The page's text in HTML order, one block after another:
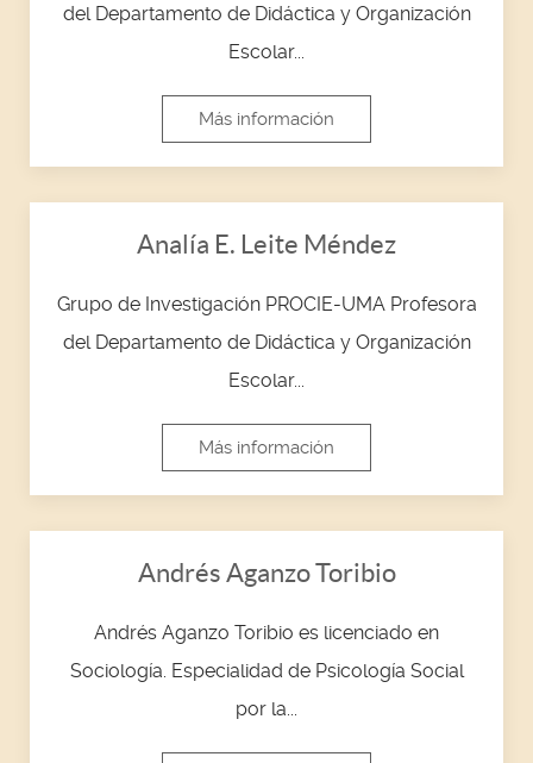
del Departamento de Didáctica y Organización
Escolar...
Más información
Analía E. Leite Méndez
Grupo de Investigación PROCIE-UMA Profesora
del Departamento de Didáctica y Organización
Escolar...
Más información
Andrés Aganzo Toribio
Andrés Aganzo Toribio es licenciado en
Sociología. Especialidad de Psicología Social
por la...